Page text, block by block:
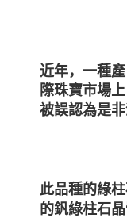
近年，一種
際珠寶市場
被誤認為是
此品種的綠
的釩綠柱石